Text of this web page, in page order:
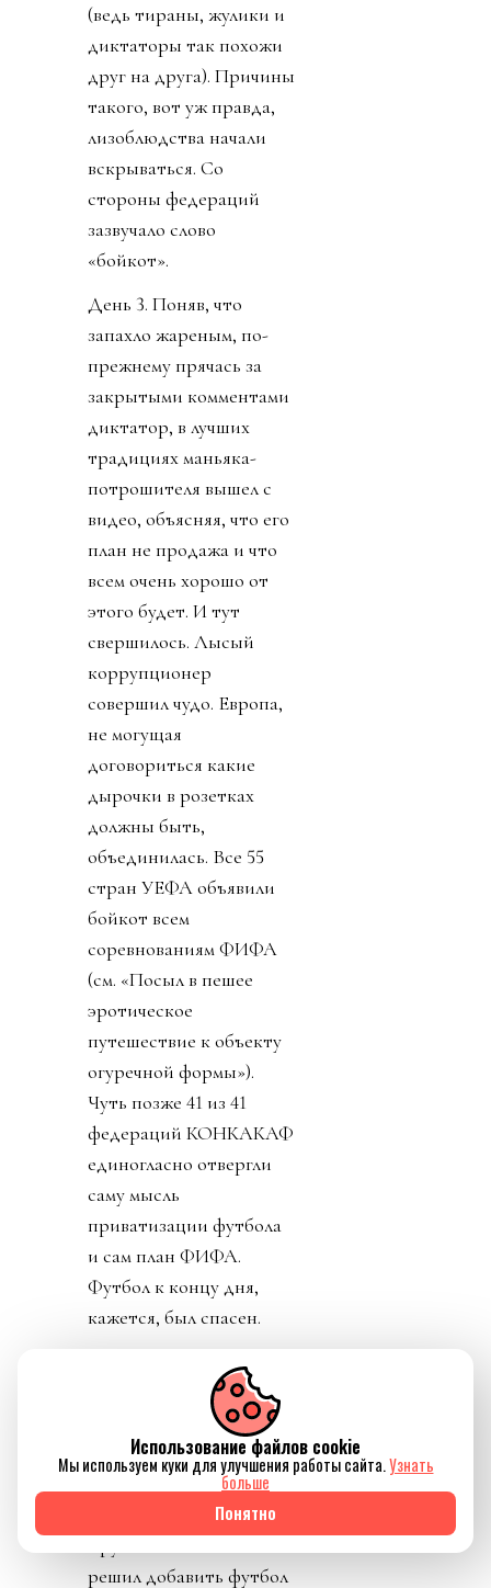
(ведь тираны, жулики и
диктаторы так похожи
друг на друга). Причины
такого, вот уж правда,
лизоблюдства начали
вскрываться. Со
стороны федераций
зазвучало слово
«бойкот».
День 3. Поняв, что
запахло жареным, по-
прежнему прячась за
закрытыми комментами
диктатор, в лучших
традициях маньяка-
потрошителя вышел с
видео, объясняя, что его
план не продажа и что
всем очень хорошо от
этого будет. И тут
свершилось. Лысый
коррупционер
совершил чудо. Европа,
не могущая
договориться какие
дырочки в розетках
должны быть,
объединилась. Все 55
стран УЕФА объявили
бойкот всем
соревнованиям ФИФА
(см. «Посыл в пешее
эротическое
путешествие к объекту
огуречной формы»).
Чуть позже 41 из 41
федераций КОНКАКАФ
единогласно отвергли
саму мысль
приватизации футбола
и сам план ФИФА.
Футбол к концу дня,
кажется, был спасен.
День 4. Журналисты
изучили 25-страничный
план. Вскрылось, что за
синдикатом, который
сколачивал Кушнер
стоял JPMorgan.
решил добавить футбол
Использование файлов cookie
Мы используем куки для улучшения работы сайта.Узнать
больше
Понятно